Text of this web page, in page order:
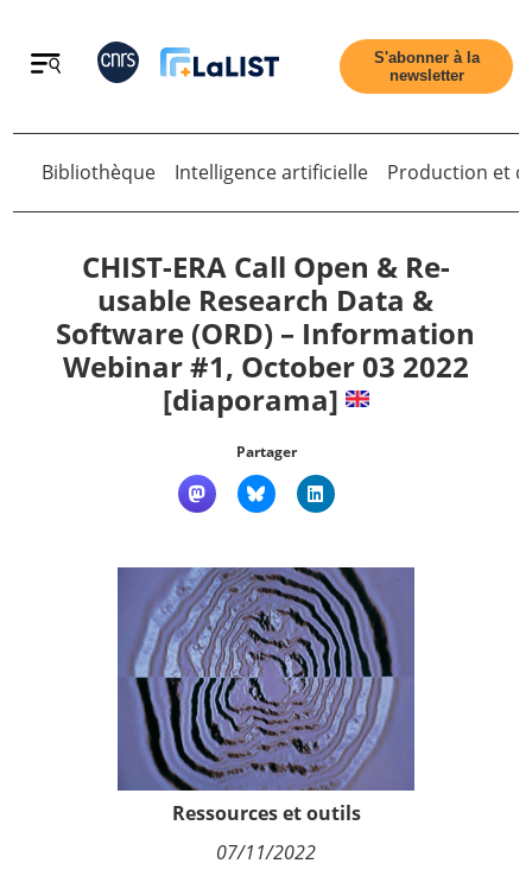
Retour
Accueil
Tous les articles
Qui sommes nous ?
S'abonner à la
newsletter
Retour
Bibliothèque Intelligence artificielle Production et
CHIST-ERA Call Open & Re-
usable Research Data &
Software (ORD) – Information
Webinar #1, October 03 2022
[diaporama]
Partager
Ressources et outils
07/11/2022